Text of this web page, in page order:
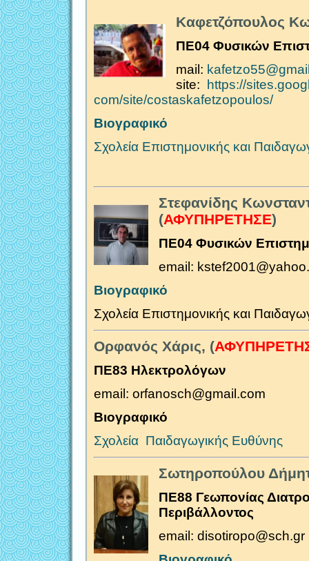
Καφετζόπουλος
ΠΕ04 Φυσικών
mail:
site:
https://
com/site/costaskafetzopoulos/
Βιογραφικό
Σχολεία Επιστημονικής και
Στεφανίδης
(ΑΦΥΠΗΡΕΤΗΣΕ)
ΠΕ04 Φυσικών
email:
Βιογραφικό
Σχολεία Επιστημονικής και
Ορφανός Χάρις, (
ΠΕ83 Ηλεκτρολόγων
email: orfanosch@gmail.com
Βιογραφικό
Σχολεία Παιδαγωγικής Ευθύνης
Σωτηροπούλου
ΠΕ88 Γεωπονίας
Περιβάλλοντος
email: disotiropo@sch.gr